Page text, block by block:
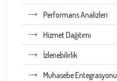
Performans Analizleri
Hizmet Dağıtımı
İzlenebilirlik
Muhasebe Entegrasyonu